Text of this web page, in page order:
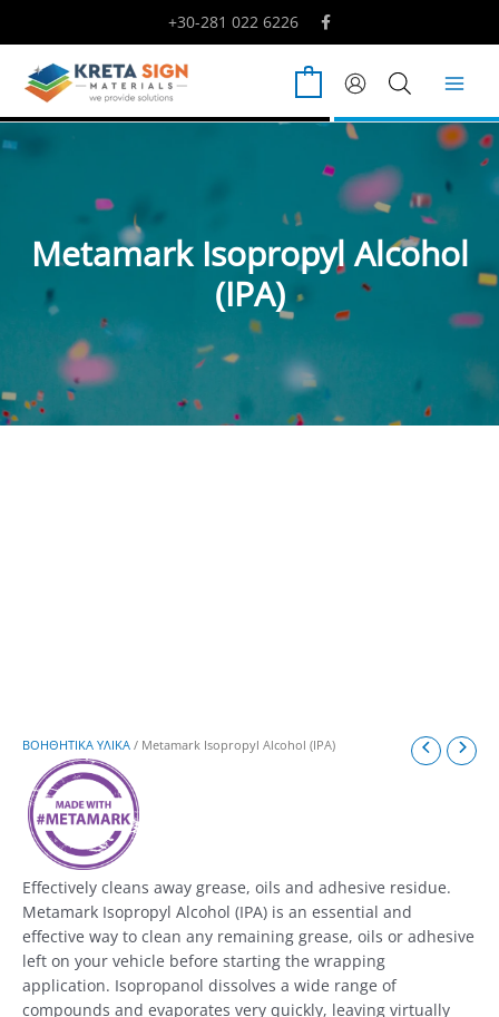
περιεχόμενο
+30-281 022 6226
Metamark Isopropyl Alcohol
(IPA)
ΒΟΗΘΗΤΙΚΑ ΥΛΙΚΑ / Metamark Isopropyl Alcohol (IPA)
Effectively cleans away grease, oils and adhesive residue.
Metamark Isopropyl Alcohol (IPA) is an essential and
effective way to clean any remaining grease, oils or adhesive
left on your vehicle before starting the wrapping
application. Isopropanol dissolves a wide range of
compounds and evaporates very quickly, leaving virtually